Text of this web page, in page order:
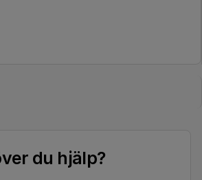
du hjälp?